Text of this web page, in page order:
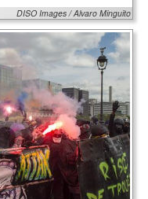
DISO Images / Alvaro Minguito